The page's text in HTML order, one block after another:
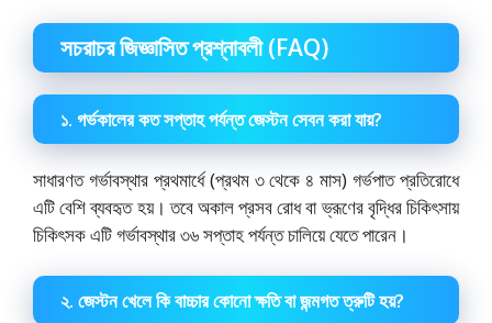
সচরাচর জিজ্ঞাসিত প্রশ্নাবলী (FAQ)
১. গর্ভকালের কত সপ্তাহ পর্যন্ত জেস্টন সেবন করা যায়?
সাধারণত গর্ভাবস্থার প্রথমার্ধে (প্রথম ৩ থেকে ৪ মাস) গর্ভপাত প্রতিরোধে
এটি বেশি ব্যবহৃত হয়। তবে অকাল প্রসব রোধ বা ভ্রূণের বৃদ্ধির চিকিৎসায়
চিকিৎসক এটি গর্ভাবস্থার ৩৬ সপ্তাহ পর্যন্ত চালিয়ে যেতে পারেন।
২. জেস্টন খেলে কি বাচ্চার কোনো ক্ষতি বা জন্মগত ত্রুটি হয়?